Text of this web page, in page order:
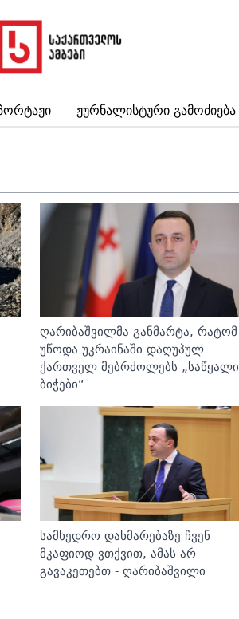
Ჟურნალისტური Გამოძიება
ღარიბაშვილმა განმარტა, რატომ
უწოდა უკრაინაში დაღუპულ
ქართველ მებრძოლებს „საწყალი
ბიჭები“
სამხედრო დახმარებაზე ჩვენ
მკაფიოდ ვთქვით, ამას არ
გავაკეთებთ - ღარიბაშვილი